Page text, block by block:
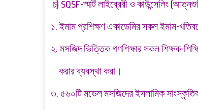
চ) SQSF-স্মার্ট লাইব্রেরী ও কাউন্সেলিং
১. ইমাম প্রশিক্ষণ একাডেমির সকল ইমাম-
২. মসজিদ ভিত্তিক গণশিক্ষার সকল শিক্ষক-
করার ব্যবস্থা করা।
৩. ৫৬০টি মডেল মসজিদের ইসলামিক সাংস্কৃতিক